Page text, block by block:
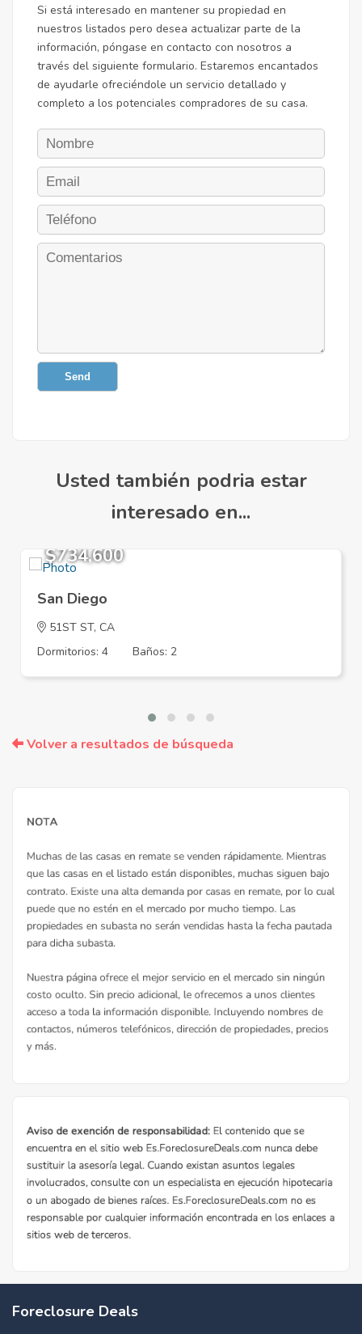
Si está interesado en mantener su propiedad en
nuestros listados pero desea actualizar parte de la
información, póngase en contacto con nosotros a
través del siguiente formulario. Estaremos encantados
de ayudarle ofreciéndole un servicio detallado y
completo a los potenciales compradores de su casa.
Send
Usted también podria estar
interesado en...
$734,600
San Diego
51ST ST, CA
Dormitorios: 4
Baños: 2
Volver a resultados de búsqueda
Foreclosure Deals